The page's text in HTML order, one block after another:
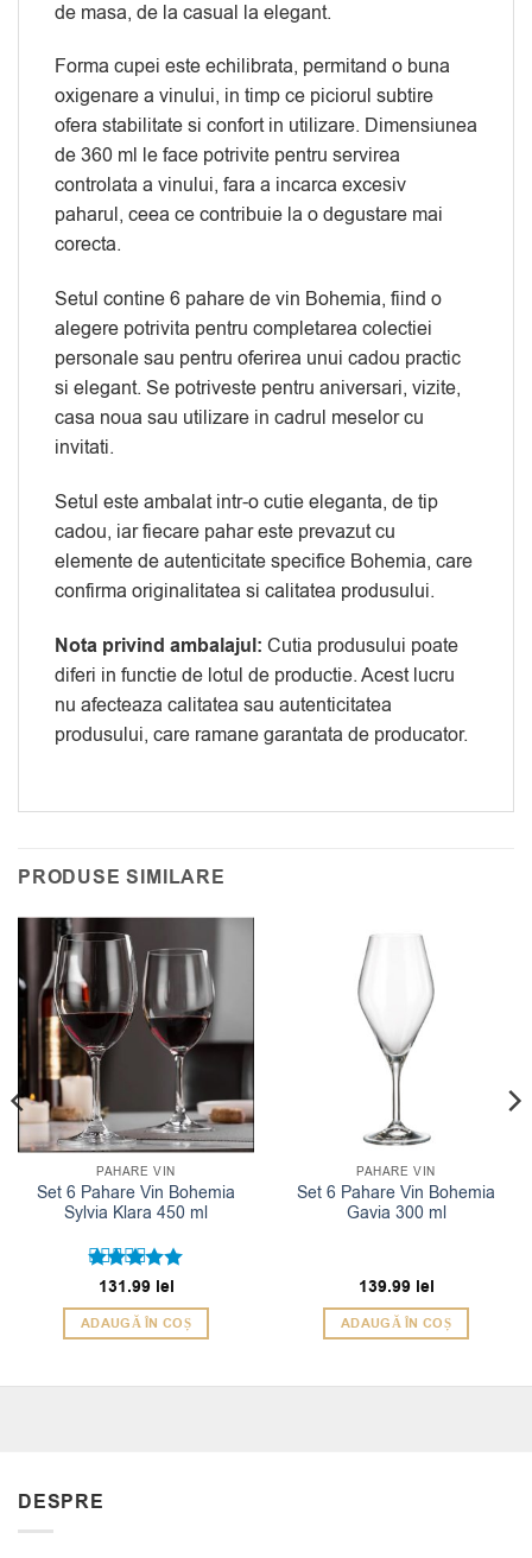
de masa, de la casual la elegant.
Forma cupei este echilibrata, permitand o buna
oxigenare a vinului, in timp ce piciorul subtire
ofera stabilitate si confort in utilizare. Dimensiunea
de 360 ml le face potrivite pentru servirea
controlata a vinului, fara a incarca excesiv
paharul, ceea ce contribuie la o degustare mai
corecta.
Setul contine 6 pahare de vin Bohemia, fiind o
alegere potrivita pentru completarea colectiei
personale sau pentru oferirea unui cadou practic
si elegant. Se potriveste pentru aniversari, vizite,
casa noua sau utilizare in cadrul meselor cu
invitati.
Setul este ambalat intr-o cutie eleganta, de tip
cadou, iar fiecare pahar este prevazut cu
elemente de autenticitate specifice Bohemia, care
confirma originalitatea si calitatea produsului.
Nota privind ambalajul: Cutia produsului poate
diferi in functie de lotul de productie. Acest lucru
nu afecteaza calitatea sau autenticitatea
produsului, care ramane garantata de producator.
PRODUSE SIMILARE
PAHARE VIN
Set 6 Pahare Vin Bohemia
Sylvia Klara 450 ml
Evaluat la
5din 5
131.99 lei
ADAUGĂ ÎN COȘ
PAHARE VIN
Set 6 Pahare Vin Bohemia
Gavia 300 ml
139.99 lei
ADAUGĂ ÎN COȘ
DESPRE